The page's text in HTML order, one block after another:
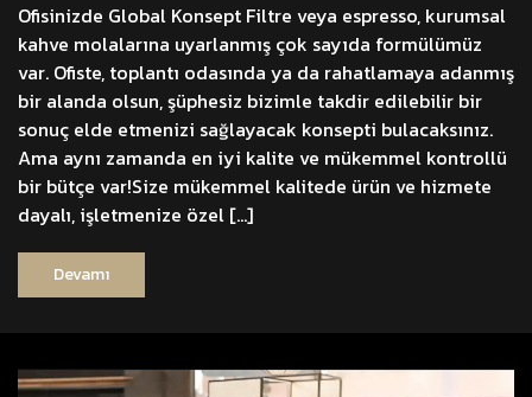
Ofisinizde Global Konsept Filtre veya espresso, kurumsal
kahve molalarına uyarlanmış çok sayıda formülümüz
var. Ofiste, toplantı odasında ya da rahatlamaya adanmış
bir alanda olsun, şüphesiz bizimle takdir edilebilir bir
sonuç elde etmenizi sağlayacak konsepti bulacaksınız.
Ama aynı zamanda en iyi kalite ve mükemmel kontrollü
bir bütçe var!Size mükemmel kalitede ürün ve hizmete
dayalı, işletmenize özel […]
Devamı